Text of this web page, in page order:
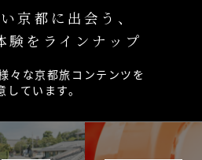
京都に出会う、
験をラインナップ
々な京都旅コンテンツを
しています。